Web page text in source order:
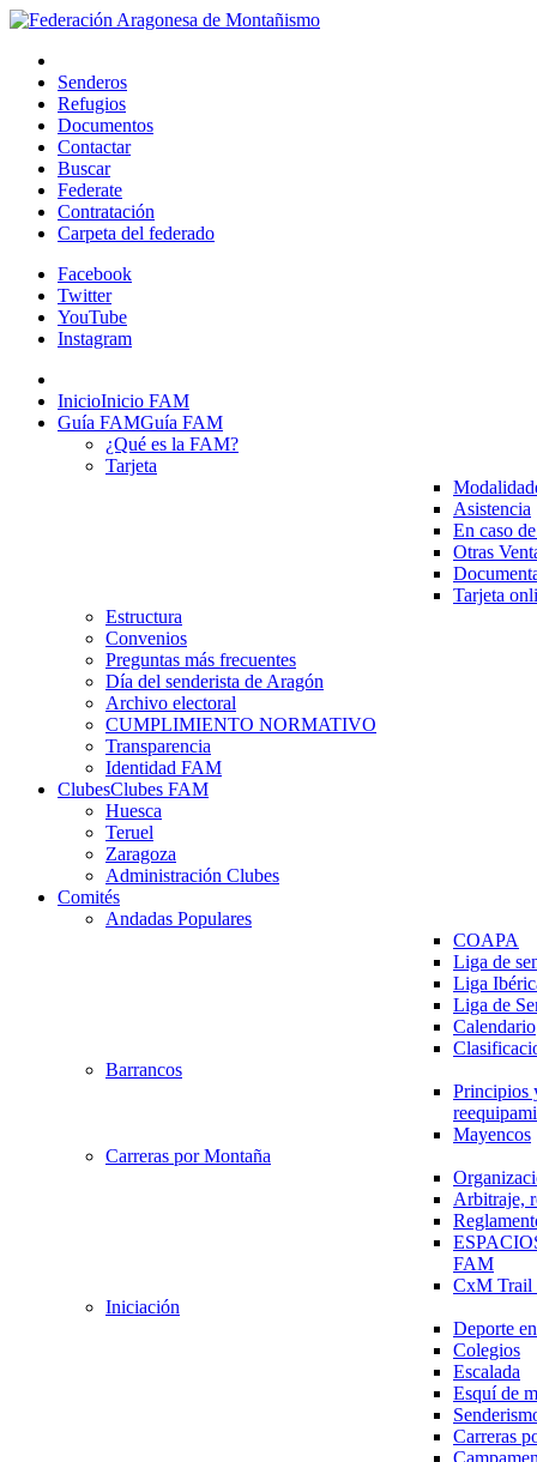
Senderos
Refugios
Documentos
Contactar
Buscar
Federate
Contratación
Carpeta del federado
Facebook
Twitter
YouTube
Instagram
InicioInicio FAM
Guía FAMGuía FAM
¿Qué es la FAM?
Tarjeta
Asistencia
En caso
Otras
Tarjeta
Estructura
Convenios
Preguntas más frecuentes
Día del senderista de Aragón
Archivo electoral
CUMPLIMIENTO NORMATIVO
Transparencia
Identidad FAM
ClubesClubes FAM
Huesca
Teruel
Zaragoza
Administración Clubes
Comités
Andadas Populares
COAPA
Liga de
Liga
Liga de
Calendario
Barrancos
Principios
Mayencos
Carreras por Montaña
Arbitraje,
FAM
CxM
Iniciación
Deporte
Colegios
Escalada
Esquí de
Carreras